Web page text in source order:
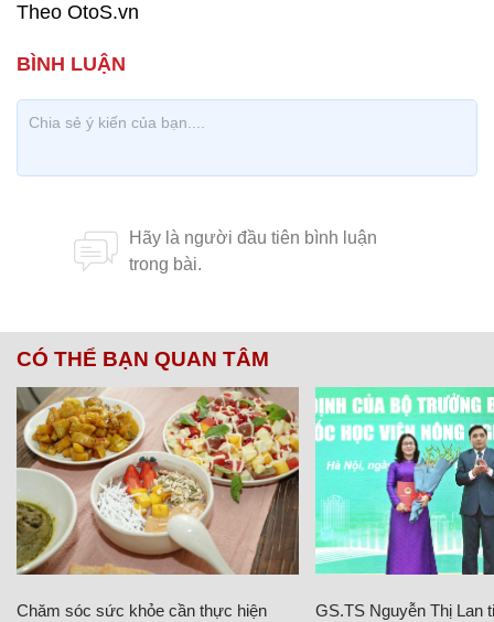
Theo OtoS.vn
CÓ THỂ BẠN QUAN TÂM
Chăm sóc sức khỏe cần thực hiện
GS.TS Nguyễn Thị Lan